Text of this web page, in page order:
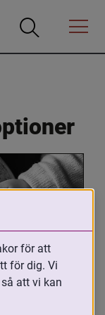
Öppna
Öppna
Menyn
för att
för dig. Vi
att vi kan